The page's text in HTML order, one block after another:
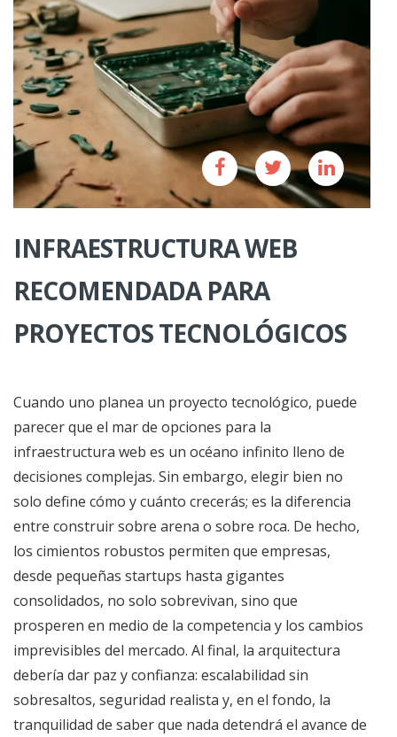
INFRAESTRUCTURA WEB
RECOMENDADA PARA
PROYECTOS TECNOLÓGICOS
Cuando uno planea un proyecto tecnológico, puede
parecer que el mar de opciones para la
infraestructura web es un océano infinito lleno de
decisiones complejas. Sin embargo, elegir bien no
solo define cómo y cuánto crecerás; es la diferencia
entre construir sobre arena o sobre roca. De hecho,
los cimientos robustos permiten que empresas,
desde pequeñas startups hasta gigantes
consolidados, no solo sobrevivan, sino que
prosperen en medio de la competencia y los cambios
imprevisibles del mercado. Al final, la arquitectura
debería dar paz y confianza: escalabilidad sin
sobresaltos, seguridad realista y, en el fondo, la
tranquilidad de saber que nada detendrá el avance de